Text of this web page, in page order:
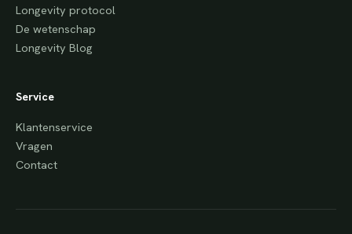
Longevity protocol
De wetenschap
Longevity Blog
Service
Klantenservice
Vragen
Contact